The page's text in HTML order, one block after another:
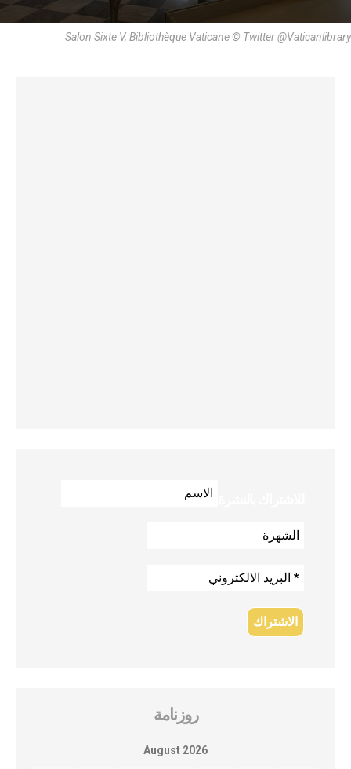
Salon Sixte V, Bibliothèque Vaticane © Twitter @Vaticanlibrary
روزنامة
August 2026